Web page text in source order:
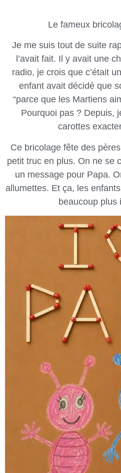
Le fameux
Je me suis tout de suite
l’avait fait. Il y avait une
radio, je crois que c’était
enfant avait décidé que
“parce que les Martiens
Pourquoi pas ? Depuis,
carottes
Ce bricolage fête des
petit truc en plus. On ne se
un message pour Papa.
allumettes. Et ça, les
beaucoup plus